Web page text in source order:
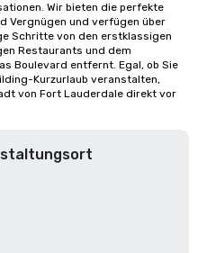
Wir bieten die perfekte
Vergnügen und verfügen über
Schritte von den erstklassigen
Restaurants und dem
Boulevard entfernt. Egal, ob Sie
Kurzurlaub veranstalten,
von Fort Lauderdale direkt vor